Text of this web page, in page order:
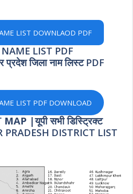
LIST DOWNLAOD PDF
LIST PDF
जिला नाम लिस्ट PDF
LIST PDF DOWNLOAD
MAP |यूपी सभी डिस्ट्रिक्ट
DISTRICT LIST